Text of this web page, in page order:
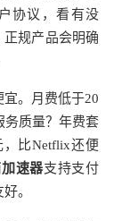
协议，看有没
规产品会明确
。月费低于20
务质量？年费套
比Netflix还便
速器支持支付
。